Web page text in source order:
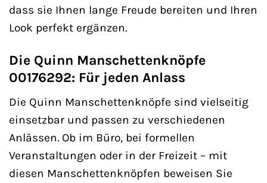
dass sie Ihnen lange Freude bereiten und Ihren
Look perfekt ergänzen.
Die Quinn Manschettenknöpfe
00176292: Für jeden Anlass
Die Quinn Manschettenknöpfe sind vielseitig
einsetzbar und passen zu verschiedenen
Anlässen. Ob im Büro, bei formellen
Veranstaltungen oder in der Freizeit – mit
diesen Manschettenknöpfen beweisen Sie